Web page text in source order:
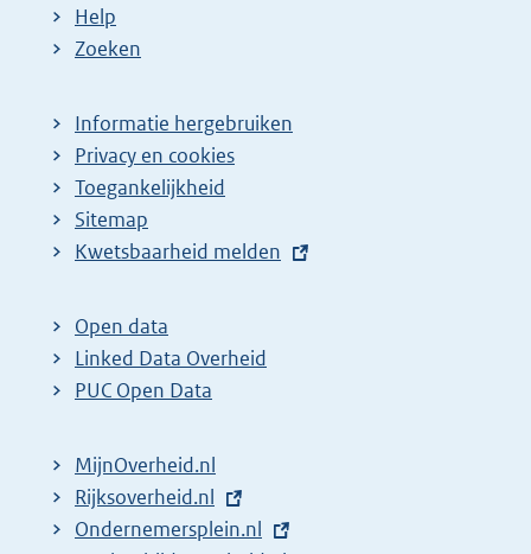
Help
Zoeken
Informatie hergebruiken
Privacy en cookies
Toegankelijkheid
Sitemap
E
t
e
r
l
i
n
Kwetsbaarheid melden
Open data
Linked Data Overheid
PUC Open Data
MijnOverheid.nl
E
x
Rijksoverheid.nl
E
Ondernemersplein.nl